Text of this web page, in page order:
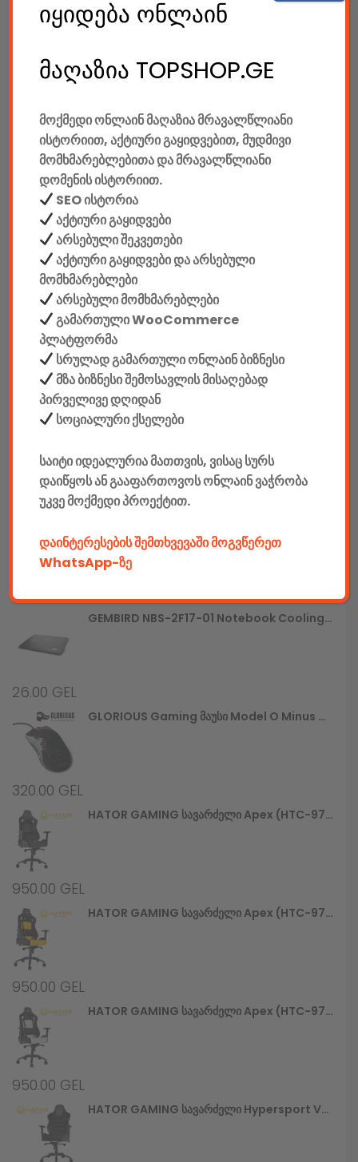
185.00GEL
Gaming Სავარძელი Defender Corsair CL-361, Red/black,PU,50mm
Gaming Სავარძელი Defender Devastator CT-365, Red/black,PU,50mm
780.00GEL
Gaming Სავარძელი Defender Dominator CM-362, Blue/black,PU,50mm
650.00GEL
Gaming Სავარძელი Defender Dominator CM-362, Red/black,PU,50mm
780.00GEL
Gaming Სავარძელი Defender Interceptor CM-363, Blue/black,PU,60mm
790.00GEL
25.00GEL
GEMBIRD NBS-2F17-01 Notebook Cooling Stand
26.00 GEL
GLORIOUS Gaming Მაუსი Model O Minus Glossy, Black (GOM-GBlack)
320.00 GEL
HATOR GAMING Სავარძელი Apex (HTC-970) Alcantara Black
950.00 GEL
HATOR GAMING Სავარძელი Apex (HTC-971) Black/Yellow
950.00 GEL
HATOR GAMING Სავარძელი Apex (HTC-972) Black/White
950.00 GEL
HATOR GAMING Სავარძელი Hypersport V2 (HTC-945) Stealth
იყიდება ონლაინ
მაღაზია TOPSHOP.GE
მოქმედი ონლაინ მაღაზია მრავალწლიანი
ისტორიით, აქტიური გაყიდვებით, მუდმივი
მომხმარებლებითა და მრავალწლიანი
დომენის ისტორიით.
SEO ისტორია
აქტიური გაყიდვები
არსებული შეკვეთები
აქტიური გაყიდვები და არსებული
მომხმარებლები
არსებული მომხმარებლები
გამართული WooCommerce
პლატფორმა
სრულად გამართული ონლაინ ბიზნესი
მზა ბიზნესი შემოსავლის მისაღებად
პირველივე დღიდან
სოციალური ქსელები
საიტი იდეალურია მათთვის, ვისაც სურს
დაიწყოს ან გააფართოვოს ონლაინ ვაჭრობა
უკვე მოქმედი პროექტით.
დაინტერესების შემთხვევაში მოგვწერეთ
WhatsApp-ზე